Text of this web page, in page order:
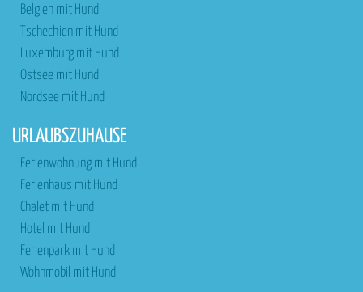
Belgien mit Hund
Tschechien mit Hund
Luxemburg mit Hund
Ostsee mit Hund
Nordsee mit Hund
URLAUBSZUHAUSE
Ferienwohnung mit Hund
Ferienhaus mit Hund
Chalet mit Hund
Hotel mit Hund
Ferienpark mit Hund
Wohnmobil mit Hund